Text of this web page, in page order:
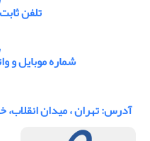
تلفن ثابت:
شماره موبایل و واتساپ:
آدرس: تهران ، میدان انقلاب،